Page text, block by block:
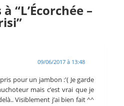
“L’Écorchée –
09/06/2017 à 13:48
pour un jambon :'( Je garde
mais c’est vrai que je
Visiblement j’ai bien fait ^^